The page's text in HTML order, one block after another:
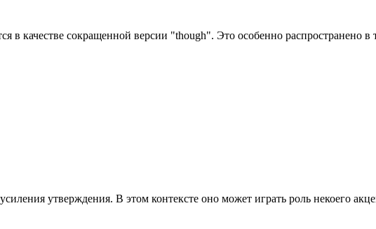
в качестве сокращенной версии "though". Это особенно распространено
утверждения. В этом контексте оно может играть роль некоего